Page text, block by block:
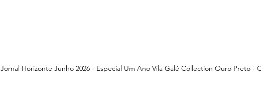
Jornal Horizonte Junho 2026 - Especial Um Ano Vila Galé Collection Ouro Preto -